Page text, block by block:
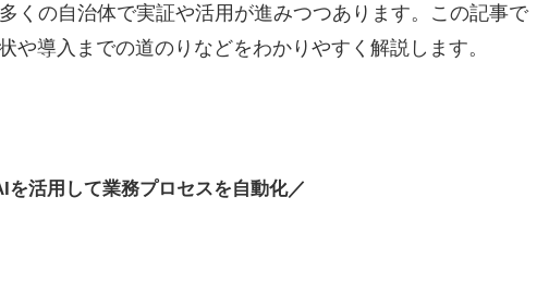
くの自治体で実証や活用が進みつつあります。この記事で
や導入までの道のりなどをわかりやすく解説します。
を活用して業務プロセスを自動化／